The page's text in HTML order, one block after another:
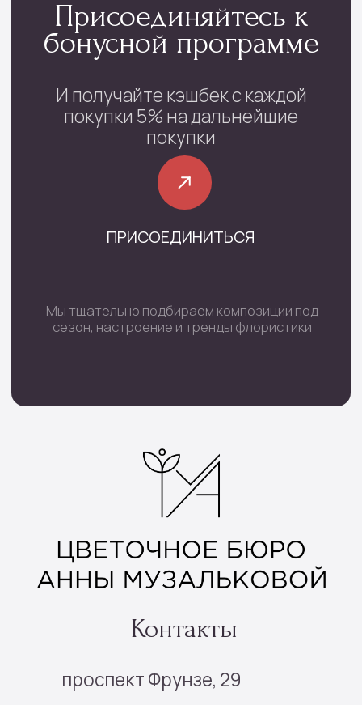
с 08:00 до 22:00
+7 (4852) 70-03-05/ +7(920) 143-74-54
Контакты
Подарочные наборы
Шары цифры
Букеты невесты
Наборы шаров
Сборные букеты
Цветы в коробке
Монобукеты
Каталог
Отзывы
Доставка и оплата
Инфо